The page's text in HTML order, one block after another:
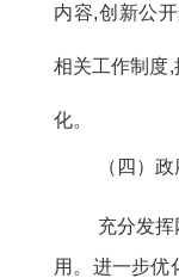
内容,创新公
相关工作制度,
化。
（四）
充分发
用。进一步优